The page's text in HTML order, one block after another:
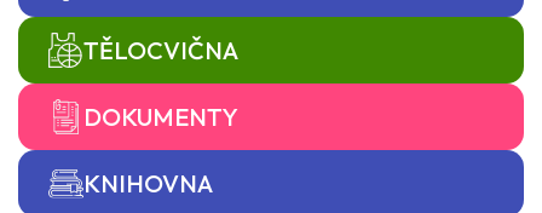
TĚLOCVIČNA
DOKUMENTY
KNIHOVNA